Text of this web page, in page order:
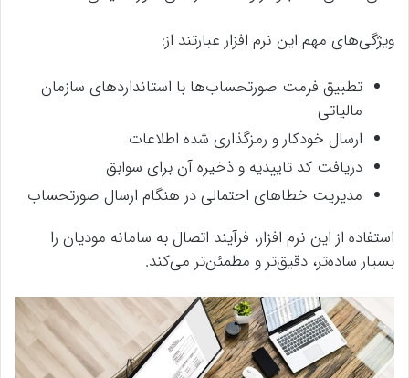
ویژگی‌های مهم این نرم افزار عبارتند از:
تطبیق فرمت صورتحساب‌ها با استانداردهای سازمان
مالیاتی
ارسال خودکار و رمزگذاری شده اطلاعات
دریافت کد تاییدیه و ذخیره آن برای سوابق
مدیریت خطاهای احتمالی در هنگام ارسال صورتحساب
استفاده از این نرم افزار، فرآیند اتصال به سامانه مودیان را
بسیار ساده‌تر، دقیق‌تر و مطمئن‌تر می‌کند.